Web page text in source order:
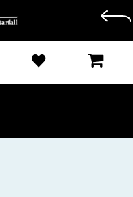
РОССИИ! ОПЛАТА ПРИ ПОЛУЧЕНИИ
>